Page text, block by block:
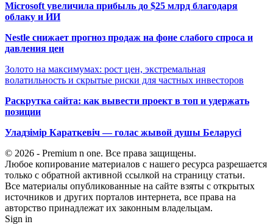
Microsoft увеличила прибыль до $25 млрд благодаря
облаку и ИИ
Nestle снижает прогноз продаж на фоне слабого спроса и
давления цен
Золото на максимумах: рост цен, экстремальная
волатильность и скрытые риски для частных инвесторов
Раскрутка сайта: как вывести проект в топ и удержать
позиции
Уладзімір Караткевіч — голас жывой душы Беларусі
© 2026 - Premium n one. Все права защищены.
Любое копирование материалов с нашего ресурса разрешается
только с обратной активной ссылкой на страницу статьи.
Все материалы опубликованные на сайте взяты с открытых
источников и других порталов интернета, все права на
авторство принадлежат их законным владельцам.
Sign in